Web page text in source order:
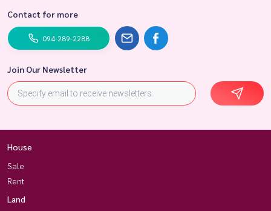
Contact for more
094-289-2288
Join Our Newsletter
House
Sale
Rent
Land